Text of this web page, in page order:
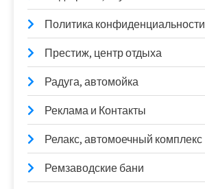
Политика конфиденциальности
Престиж, центр отдыха
Радуга, автомойка
Реклама и Контакты
Релакс, автомоечный комплекс
Ремзаводские бани